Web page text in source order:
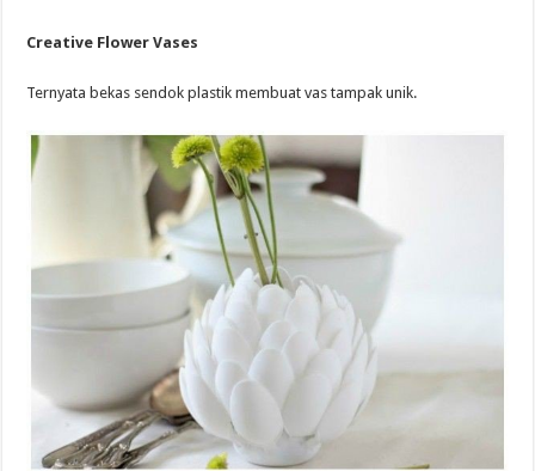
Creative Flower Vases
Ternyata bekas sendok plastik membuat vas tampak unik.